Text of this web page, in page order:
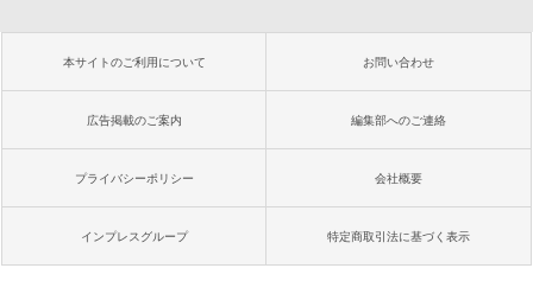
本サイトのご利用について お問い合わせ
広告掲載のご案内 編集部へのご連絡
プライバシーポリシー 会社概要
インプレスグループ 特定商取引法に基づく表示